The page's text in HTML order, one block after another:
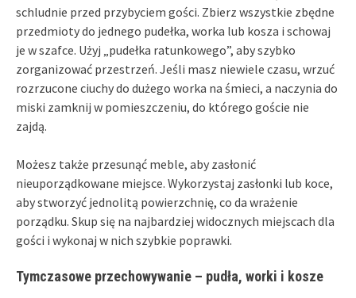
schludnie przed przybyciem gości. Zbierz wszystkie zbędne
przedmioty do jednego pudełka, worka lub kosza i schowaj
je w szafce. Użyj „pudełka ratunkowego”, aby szybko
zorganizować przestrzeń. Jeśli masz niewiele czasu, wrzuć
rozrzucone ciuchy do dużego worka na śmieci, a naczynia do
miski zamknij w pomieszczeniu, do którego goście nie
zajdą.
Możesz także przesunąć meble, aby zasłonić
nieuporządkowane miejsce. Wykorzystaj zasłonki lub koce,
aby stworzyć jednolitą powierzchnię, co da wrażenie
porządku. Skup się na najbardziej widocznych miejscach dla
gości i wykonaj w nich szybkie poprawki.
Tymczasowe przechowywanie – pudła, worki i kosze